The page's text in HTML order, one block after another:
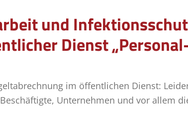
und
Dienst
im öffentlichen Dienst:
Unternehmen und vor allem